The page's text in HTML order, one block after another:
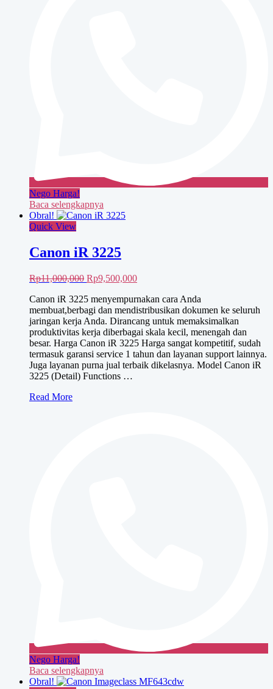
Nego Harga!
Baca selengkapnya
Obral!
Quick View
Canon iR 3225
Rp11,000,000 Harga
adalah:
Rp11,000,000.
Rp9,500,000Harga
ini
adalah:
Rp9,500,000.
Canon iR 3225 menyempurnakan cara Anda
membuat,berbagi dan mendistribusikan dokumen ke seluruh
jaringan kerja Anda. Dirancang untuk memaksimalkan
produktivitas kerja diberbagai skala kecil, menengah dan
besar. Harga Canon iR 3225 Harga sangat kompetitif, sudah
termasuk garansi service 1 tahun dan layanan support lainnya.
Juga layanan purna jual terbaik dikelasnya. Model Canon iR
3225 (Detail) Functions …
Canon
Read More
Nego Harga!
Baca selengkapnya
Obral!